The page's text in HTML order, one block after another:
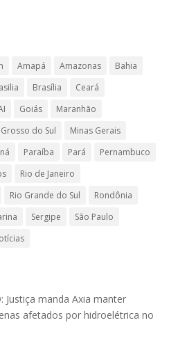
Amapá Amazonas
Bahia
Brasília
Ceará
Goiás
Maranhão
do Sul
Minas Gerais
Paraíba Pará
Pernambuco
Rio de Janeiro
Rio Grande do Sul
Rondônia
Sergipe
São Paulo
Justiça manda Axia manter
afetados por hidroelétrica no